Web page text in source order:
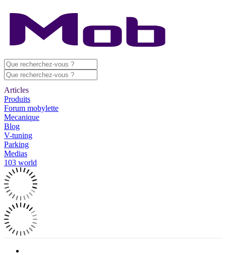
Articles
Produits
Forum mobylette
Mecanique
Blog
V-tuning
Parking
Medias
103 world